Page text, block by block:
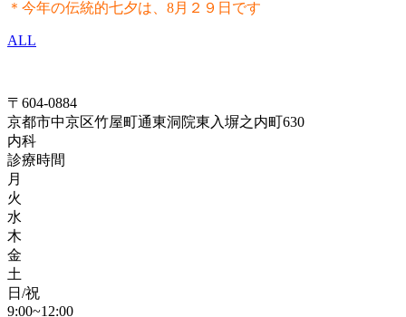
＊今年の伝統的七夕は、8月２９日です
ALL
〒604-0884
京都市中京区竹屋町通東洞院東入塀之内町630
内科
診療時間
月
火
水
木
金
土
日/祝
9:00~12:00